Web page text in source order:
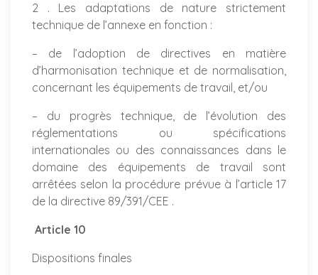
2 . Les adaptations de nature strictement
technique de l’annexe en fonction :
– de l’adoption de directives en matière
d’harmonisation technique et de normalisation,
concernant les équipements de travail, et/ou
– du progrès technique, de l’évolution des
réglementations ou spécifications
internationales ou des connaissances dans le
domaine des équipements de travail sont
arrêtées selon la procédure prévue à l’article 17
de la directive 89/391/CEE .
Article 10
Dispositions finales